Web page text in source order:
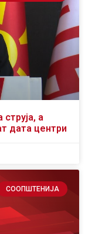
а
дата центри
СООПШТЕНИЈА